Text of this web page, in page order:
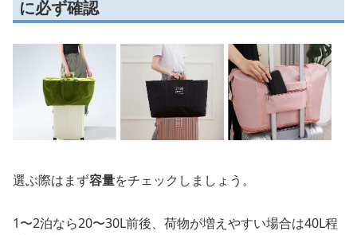
に必ず確認
選ぶ際はまず容量をチェックしましょう。
1〜2泊なら20〜30L前後、荷物が増えやすい場合は40L程